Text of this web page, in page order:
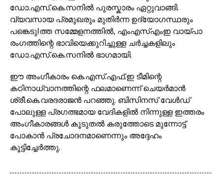
ഡോ.എസ്.കെ.സനിൽ പുരസ്കാരം ഏറ്റുവാങ്ങി.
വ്യവസായ പ്രമുഖരും മുതിർന്ന ഉദ്യോഗസ്ഥരും
പങ്കെടുlത്ത സമ്മേളനത്തിൽ, എംഎസ്എംഇ വായ്പാ
രംഗത്തിന്റെ ഭാവിയെക്കുറിച്ചുള്ള ചർച്ചകളിലും
ഡോ.എസ്.കെ.സനിൽ ഭാഗമായി.
ഈ അംഗീകാരം കെ.എസ്.എഫ്.ഇ ടീമിന്റെ
കഠിനാധ്വാനത്തിന്റെ ഫലമാണെന്ന് ചെയർമാൻ
ശ്രീ.കെ.വരദരാജൻ പറഞ്ഞു. ബിസിനസ് വേൾഡ്
പോലുള്ള പ്രഗത്ഭമായ വേദികളിൽ നിന്നുള്ള ഇത്തരം
അംഗീകാരങ്ങൾ കൂടുതൽ കരുത്തോടെ മുന്നോട്ട്
പോകാൻ പ്രചോദനമാണെന്നും അദ്ദേഹം
കൂട്ടിച്ചേർത്തു.